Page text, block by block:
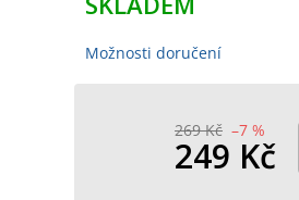
Možnosti doručení
269 Kč –7 %
249 Kč